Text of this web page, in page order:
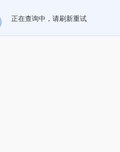
正在查询中，请刷新重试